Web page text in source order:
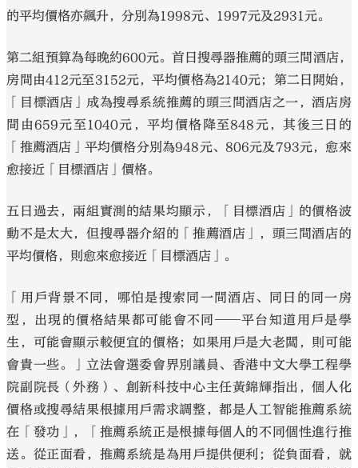
的平均價格亦飆升，分別為1998元、1997元及2931元。
第二組預算為每晚約600元。首日搜尋器推薦的頭三間酒店，
房間由412元至3152元，平均價格為2140元；第二日開始，
「目標酒店」成為搜尋系統推薦的頭三間酒店之一，酒店房
間由659元至1040元，平均價格降至848元，其後三日的
「推薦酒店」平均價格分別為948元、806元及793元，愈來
愈接近「目標酒店」價格。
五日過去，兩組實測的結果均顯示，「目標酒店」的價格波
動不是太大，但搜尋器介紹的「推薦酒店」，頭三間酒店的
平均價格，則愈來愈接近「目標酒店」。
「用戶背景不同，哪怕是搜索同一間酒店、同日的同一房
型，出現的價格結果都可能會不同──平台知道用戶是學
生，可能會顯示較便宜的價格；如果用戶是大老闆，則可能
會貴一些。」立法會選委會界別議員、香港中文大學工程學
院副院長（外務）、創新科技中心主任黃錦輝指出，個人化
價格或搜尋結果根據用戶需求調整，都是人工智能推薦系統
在「發功」，「推薦系統正是根據每個人的不同個性進行推
送。從正面看，推薦系統是為用戶提供便利；從負面看，就